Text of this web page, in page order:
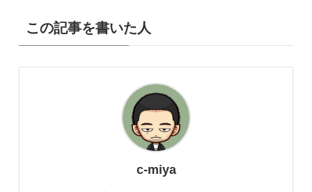
この記事を書いた人
c-miya